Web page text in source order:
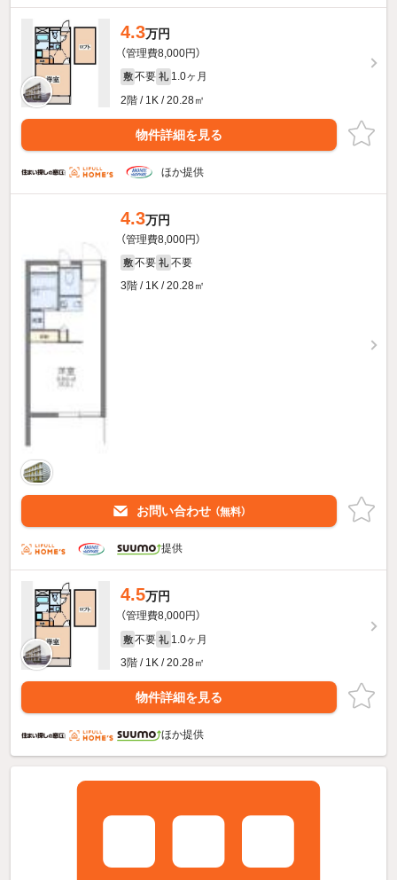
4.3万円
（管理費8,000円）
敷 不要 礼 1.0ヶ月
2階 / 1K / 20.28㎡
物件詳細を見る
ほか提供
4.3万円
（管理費8,000円）
敷 不要 礼 不要
3階 / 1K / 20.28㎡
お問い合わせ （無料）
提供
4.5万円
（管理費8,000円）
敷 不要 礼 1.0ヶ月
3階 / 1K / 20.28㎡
物件詳細を見る
ほか提供